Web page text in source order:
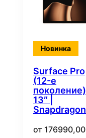
Новинка
Surface Pro
(12-е
поколение)
13″ |
Snapdragon
от 176990,00